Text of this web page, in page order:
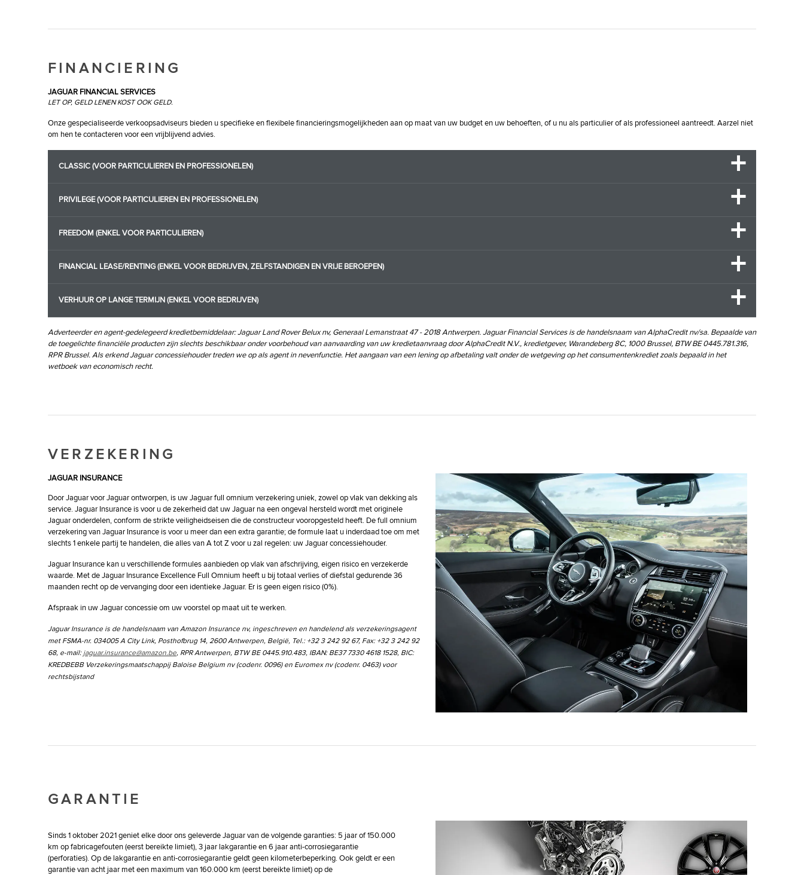
FINANCIERING
JAGUAR FINANCIAL SERVICES
LET OP, GELD LENEN KOST OOK GELD.
Onze gespecialiseerde verkoopsadviseurs bieden u specifieke en flexibele financieringsmogelijkheden aan op maat van uw budget en uw behoeften, of u nu als particulier of als professioneel aantreedt. Aarzel niet
om hen te contacteren voor een vrijblijvend advies.
CLASSIC (VOOR PARTICULIEREN EN PROFESSIONELEN)
PRIVILEGE (VOOR PARTICULIEREN EN PROFESSIONELEN)
FREEDOM (ENKEL VOOR PARTICULIEREN)
FINANCIAL LEASE/RENTING (ENKEL VOOR BEDRIJVEN, ZELFSTANDIGEN EN VRIJE BEROEPEN)
VERHUUR OP LANGE TERMIJN (ENKEL VOOR BEDRIJVEN)
Adverteerder en agent-gedelegeerd kredietbemiddelaar: Jaguar Land Rover Belux nv, Generaal Lemanstraat 47 - 2018 Antwerpen. Jaguar Financial Services is de handelsnaam van AlphaCredit nv/sa. Bepaalde van
de toegelichte financiële producten zijn slechts beschikbaar onder voorbehoud van aanvaarding van uw kredietaanvraag door AlphaCredit N.V., kredietgever, Warandeberg 8C, 1000 Brussel, BTW BE 0445.781.316,
RPR Brussel. Als erkend Jaguar concessiehouder treden we op als agent in nevenfunctie. Het aangaan van een lening op afbetaling valt onder de wetgeving op het consumentenkrediet zoals bepaald in het
wetboek van economisch recht.
VERZEKERING
JAGUAR INSURANCE
Door Jaguar voor Jaguar ontworpen, is uw Jaguar full omnium verzekering uniek, zowel op vlak van dekking als
service. Jaguar Insurance is voor u de zekerheid dat uw Jaguar na een ongeval hersteld wordt met originele
Jaguar onderdelen, conform de strikte veiligheidseisen die de constructeur vooropgesteld heeft. De full omnium
verzekering van Jaguar Insurance is voor u meer dan een extra garantie; de formule laat u inderdaad toe om met
slechts 1 enkele partij te handelen, die alles van A tot Z voor u zal regelen: uw Jaguar concessiehouder.
Jaguar Insurance kan u verschillende formules aanbieden op vlak van afschrijving, eigen risico en verzekerde
waarde. Met de Jaguar Insurance Excellence Full Omnium heeft u bij totaal verlies of diefstal gedurende 36
maanden recht op de vervanging door een identieke Jaguar. Er is geen eigen risico (0%).
Afspraak in uw Jaguar concessie om uw voorstel op maat uit te werken.
Jaguar Insurance is de handelsnaam van Amazon Insurance nv, ingeschreven en handelend als verzekeringsagent
met FSMA-nr. 034005 A City Link, Posthofbrug 14, 2600 Antwerpen, België, Tel.: +32 3 242 92 67, Fax: +32 3 242 92
68, e-mail:jaguar.insurance@amazon.be, RPR Antwerpen, BTW BE 0445.910.483, IBAN: BE37 7330 4618 1528, BIC:
KREDBEBB Verzekeringsmaatschappij Baloise Belgium nv (codenr. 0096) en Euromex nv (codenr. 0463) voor
rechtsbijstand
GARANTIE
Sinds 1 oktober 2021 geniet elke door ons geleverde Jaguar van de volgende garanties: 5 jaar of 150.000
km op fabricagefouten (eerst bereikte limiet), 3 jaar lakgarantie en 6 jaar anti-corrosiegarantie
(perforaties). Op de lakgarantie en anti-corrosiegarantie geldt geen kilometerbeperking. Ook geldt er een
garantie van acht jaar met een maximum van 160.000 km (eerst bereikte limiet) op de